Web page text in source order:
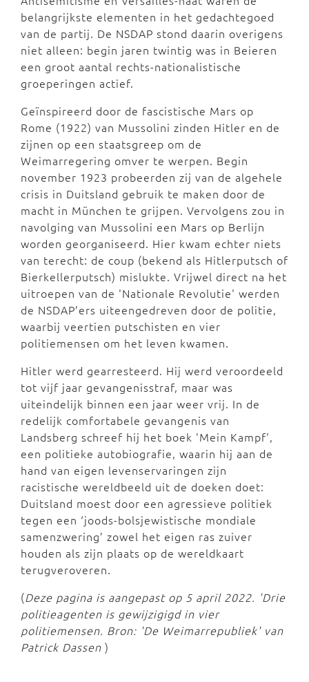
belangrijkste elementen in het gedachtegoed
van de partij. De NSDAP stond daarin overigens
niet alleen: begin jaren twintig was in Beieren
een groot aantal rechts-nationalistische
groeperingen actief.
Geïnspireerd door de fascistische Mars op
Rome (1922) van Mussolini zinden Hitler en de
zijnen op een staatsgreep om de
Weimarregering omver te werpen. Begin
november 1923 probeerden zij van de algehele
crisis in Duitsland gebruik te maken door de
macht in München te grijpen. Vervolgens zou in
navolging van Mussolini een Mars op Berlijn
worden georganiseerd. Hier kwam echter niets
van terecht: de coup (bekend als Hitlerputsch of
Bierkellerputsch) mislukte. Vrijwel direct na het
uitroepen van de 'Nationale Revolutie' werden
de NSDAP’ers uiteengedreven door de politie,
waarbij veertien putschisten en vier
politiemensen om het leven kwamen.
Hitler werd gearresteerd. Hij werd veroordeeld
tot vijf jaar gevangenisstraf, maar was
uiteindelijk binnen een jaar weer vrij. In de
redelijk comfortabele gevangenis van
Landsberg schreef hij het boek 'Mein Kampf',
een politieke autobiografie, waarin hij aan de
hand van eigen levenservaringen zijn
racistische wereldbeeld uit de doeken doet:
Duitsland moest door een agressieve politiek
tegen een ‘joods-bolsjewistische mondiale
samenzwering’ zowel het eigen ras zuiver
houden als zijn plaats op de wereldkaart
terugveroveren.
(Deze pagina is aangepast op 5 april 2022. 'Drie
politieagenten is gewijzigigd in vier
politiemensen. Bron: 'De Weimarrepubliek' van
Patrick Dassen )